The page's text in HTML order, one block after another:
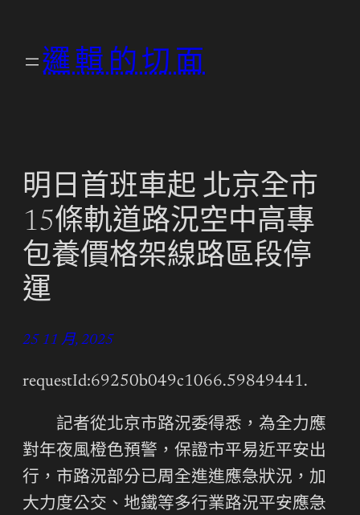
邏輯的切面
明日首班車起 北京全市
15條軌道路況空中高專
包養價格架線路區段停
運
25 11 月, 2025
requestId:69250b049c1066.59849441.
記者從北京市路況委得悉，為全力應
對年夜風橙色預警，保證市平易近平安出
行，市路況部分已周全進進應急狀況，加
大力度公交、地鐵等多行業路況平安應急